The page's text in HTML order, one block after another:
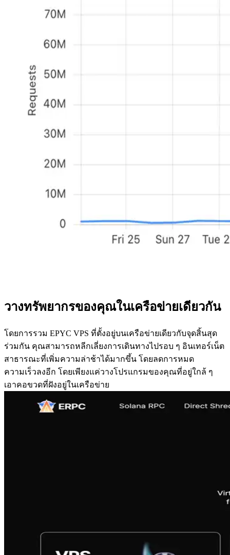
วางทรัพยากรของคุณในเครือข่ายเดียวกัน
โดยการรวม EPYC VPS ที่ตั้งอยู่บนเครือข่ายเดียวกับจุดสิ้นสุด
ร่วมกัน คุณสามารถหลีกเลี่ยงการเดินทางไปรอบ ๆ อินเทอร์เน็ต
สาธารณะที่เพิ่มความล่าช้าได้มากขึ้น โดยลดการหมด
ความเร็วลงอีก โดยเพียงแค่วางโปรแกรมของคุณที่อยู่ใกล้ ๆ
เอาคอขวดที่ฝังอยู่ในเครือข่าย